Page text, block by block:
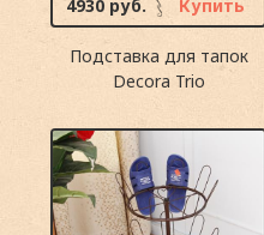
4930 руб. Купить
Подставка для тапок
Decora Trio